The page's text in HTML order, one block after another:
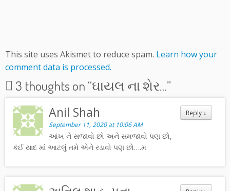
This site uses Akismet to reduce spam. Learn how your
comment data is processed.
3 thoughts on “ઘાયલ ના શેર…”
Reply ↓
Anil Shah
September 11, 2020 at 10:06 AM
આંખ ને સજાવો છો અને સમજાવો પણ છો,
કંઈ યાદ માં આટલું તમે એને રડાવો પણ છો….મ